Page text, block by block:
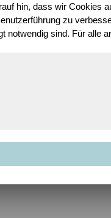
hin, dass wir Cookies
zu
notwendig sind. Für alle